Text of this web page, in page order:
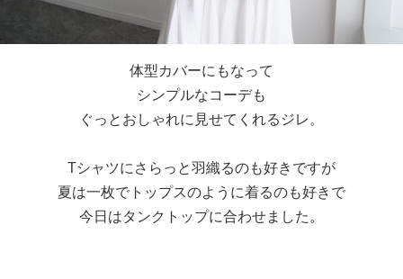
体型カバーにもなって
シンプルなコーデも
ぐっとおしゃれに見せてくれるジレ。
Tシャツにさらっと羽織るのも好きですが
夏は一枚でトップスのように着るのも好きで
今日はタンクトップに合わせました。